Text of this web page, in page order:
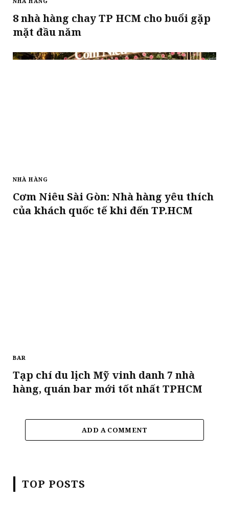
8 nhà hàng chay TP HCM cho buổi gặp
mặt đầu năm
NHÀ HÀNG
Cơm Niêu Sài Gòn: Nhà hàng yêu thích
của khách quốc tế khi đến TP.HCM
BAR
Tạp chí du lịch Mỹ vinh danh 7 nhà
hàng, quán bar mới tốt nhất TPHCM
ADD A COMMENT
TOP POSTS